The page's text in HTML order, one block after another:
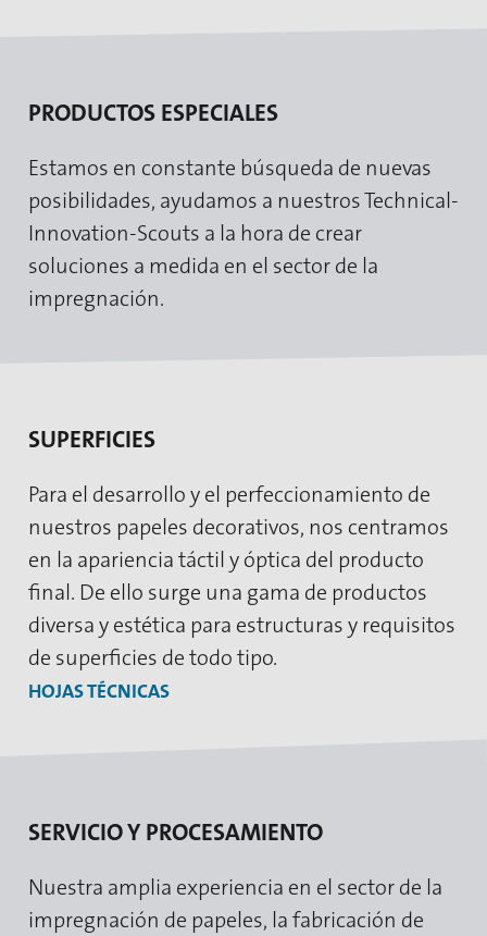
PRODUCTOS ESPECIALES
Estamos en constante búsqueda de nuevas
posibilidades, ayudamos a nuestros Technical-
Innovation-Scouts a la hora de crear
soluciones a medida en el sector de la
impregnación.
SUPERFICIES
Para el desarrollo y el perfeccionamiento de
nuestros papeles decorativos, nos centramos
en la apariencia táctil y óptica del producto
final. De ello surge una gama de productos
diversa y estética para estructuras y requisitos
de superficies de todo tipo.
HOJAS TÉCNICAS
SERVICIO Y PROCESAMIENTO
Nuestra amplia experiencia en el sector de la
impregnación de papeles, la fabricación de